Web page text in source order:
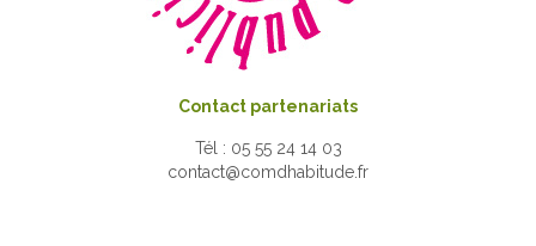
Contact partenariats
Tél : 05 55 24 14 03
contact@comdhabitude.fr